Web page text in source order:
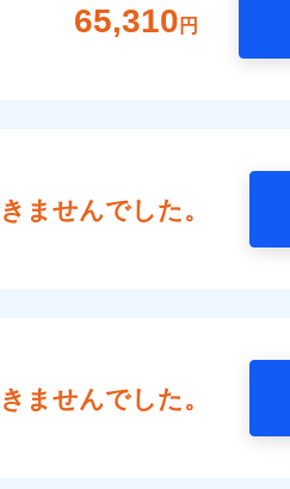
65,310 円
ませんでした。
ませんでした。